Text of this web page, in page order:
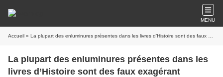
MENU
Accueil » La plupart des enluminures présentes dans les livres d’Histoire sont des faux exagérant l’avancée scientifique du monde arabe
La plupart des enluminures présentes dans les
livres d’Histoire sont des faux exagérant